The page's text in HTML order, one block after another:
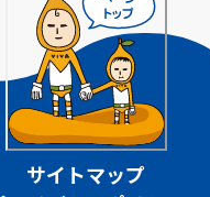
サイトマップ